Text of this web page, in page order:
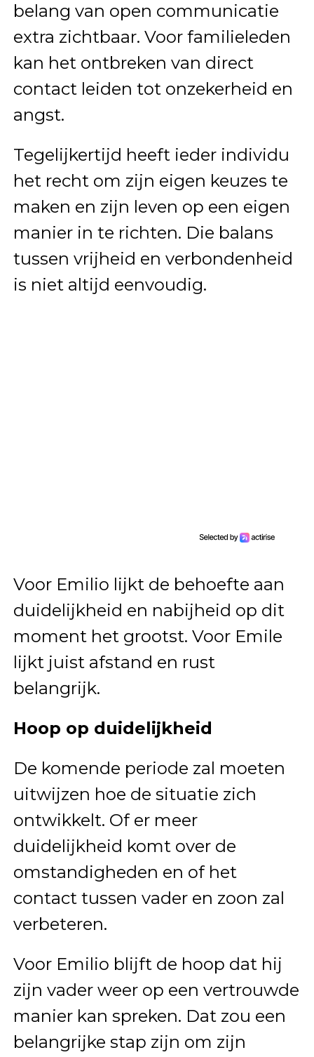
belang van open communicatie
extra zichtbaar. Voor familieleden
kan het ontbreken van direct
contact leiden tot onzekerheid en
angst.
Tegelijkertijd heeft ieder individu
het recht om zijn eigen keuzes te
maken en zijn leven op een eigen
manier in te richten. Die balans
tussen vrijheid en verbondenheid
is niet altijd eenvoudig.
Voor Emilio lijkt de behoefte aan
duidelijkheid en nabijheid op dit
moment het grootst. Voor Emile
lijkt juist afstand en rust
belangrijk.
Hoop op duidelijkheid
De komende periode zal moeten
uitwijzen hoe de situatie zich
ontwikkelt. Of er meer
duidelijkheid komt over de
omstandigheden en of het
contact tussen vader en zoon zal
verbeteren.
Voor Emilio blijft de hoop dat hij
zijn vader weer op een vertrouwde
manier kan spreken. Dat zou een
belangrijke stap zijn om zijn